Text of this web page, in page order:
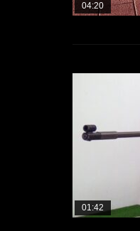
04:20
01:42